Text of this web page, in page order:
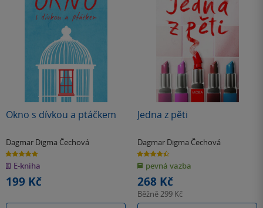
Okno s dívkou a ptáčkem
Dagmar Digma Čechová
5.0
z
5
hvězdiček
E-kniha
199 Kč
Jedna z pěti
Dagmar Digma Čechová
4.5
z
5
hvězdiček
pevná vazba
268 Kč
Běžně299 Kč